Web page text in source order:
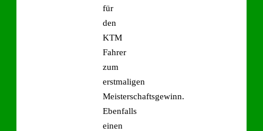
für
den
KTM
Fahrer
zum
erstmaligen
Meisterschaftsgewinn.
Ebenfalls
einen